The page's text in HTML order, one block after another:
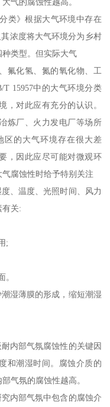
气的腐蚀性越高。
类》根据大气环境中存在
浓度将大气环境分为乡村
类型。但实际大气
氟化氢、氮的氧化物、工
15957中的大气环境分类
，对此应有充分的认识。
炼厂、火力发电厂等场所
区的大气环境存在很大差
，因此应尽可能对微观环
腐蚀性时给予特别关注
、温度、光照时间、风力
有关:
;
。
湿薄膜的形成，缩短潮湿
内部气氛腐蚀性的关键因
和潮湿时间。腐蚀介质的
气氛的腐蚀性越高。
内部气氛中包含的腐蚀介